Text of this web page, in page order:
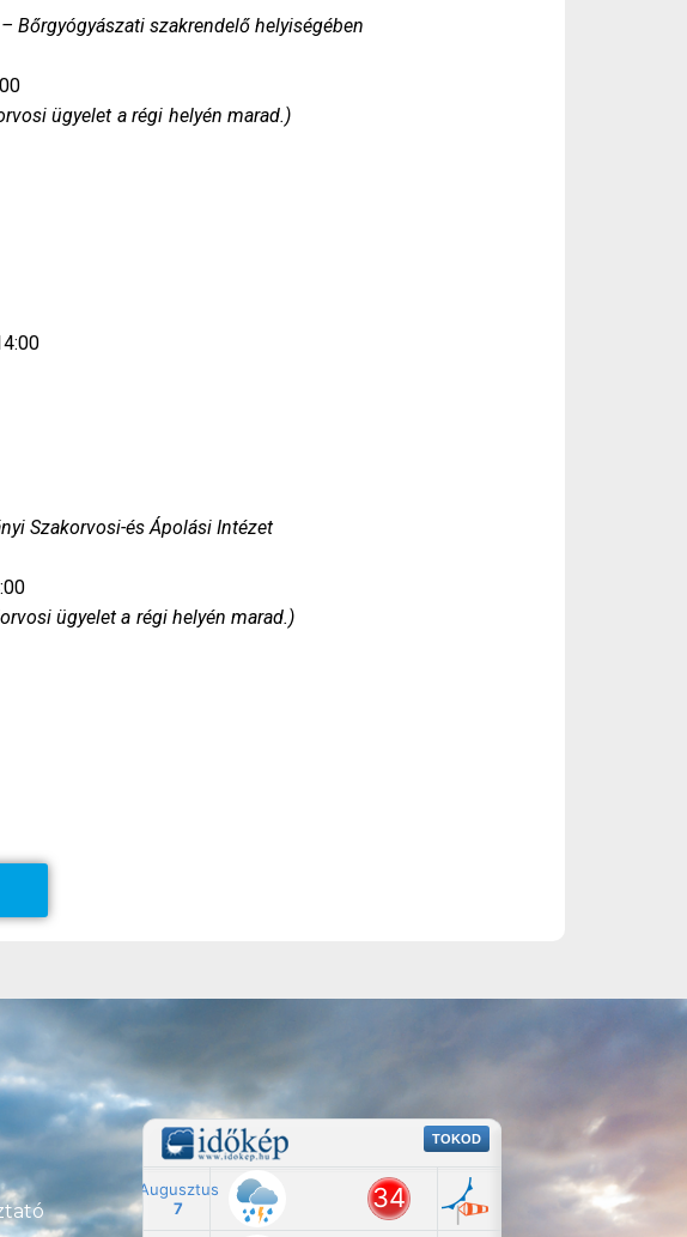
Bőrgyógyászati szakrendelő helyiségében
ügyelet a régi helyén marad.)
Szakorvosi-és Ápolási Intézet
ügyelet a régi helyén marad.)